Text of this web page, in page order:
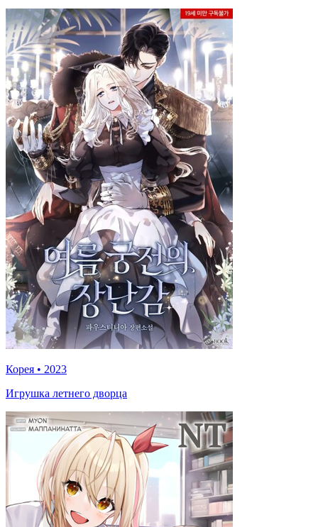
Корея • 2023
Игрушка летнего дворца